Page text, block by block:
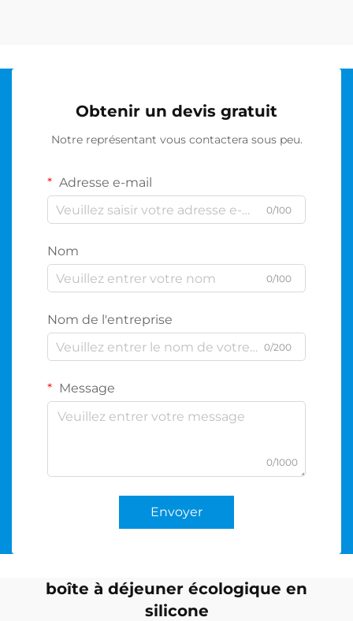
Obtenir un devis gratuit
Notre représentant vous contactera sous peu.
Adresse e-mail
0/100
Nom
0/100
Nom de l'entreprise
0/200
Message
0/1000
Envoyer
boîte à déjeuner écologique en
silicone